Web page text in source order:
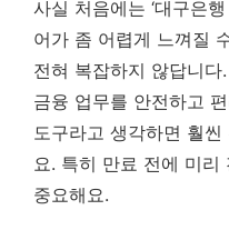
사실 처음에는 ‘대구은
어가 좀 어렵게 느껴질
전혀 복잡하지 않답니
금융 업무를 안전하고
도구라고 생각하면 훨
요. 특히 만료 전에 미리
중요해요.